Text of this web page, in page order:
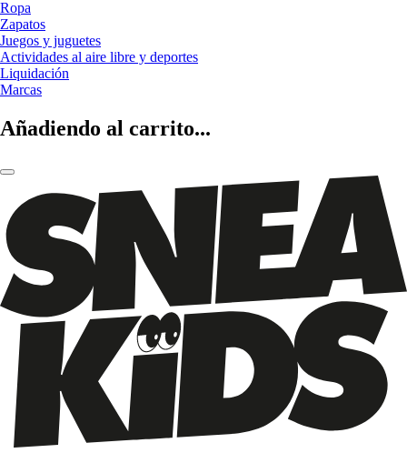
Ropa
Zapatos
Juegos y juguetes
Actividades al aire libre y deportes
Liquidación
Marcas
Añadiendo al carrito...